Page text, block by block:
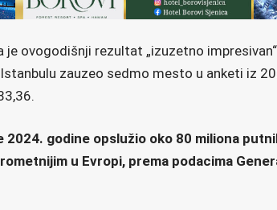
je ovogodišnji rezultat „izuzetno
zauzeo sedmo mesto u anketi iz
2024. godine opslužio oko 80 miliona
u Evropi, prema podacima